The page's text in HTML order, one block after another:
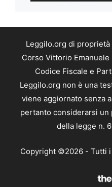
Leggilo.org di proprietà
Corso Vittorio Emanuele
Codice Fiscale e
Leggilo.org non è una
viene aggiornato senza
pertanto considerarsi
della legge n.
Copyright ©2026 - Tutti